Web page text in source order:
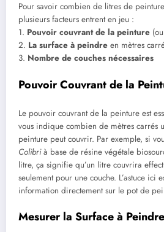
Pour savoir combien de litres de
plusieurs facteurs entrent en jeu :
1. Pouvoir couvrant de la peinture
2. La surface à peindre en mètres
3. Nombre de couches nécessaires
Pouvoir Couvrant de la
Le pouvoir couvrant de la peinture est
vous indique combien de mètres carrés
peinture peut couvrir. Par exemple, si
Colibrià base de résine végétale
litre, ça signifie qu’un litre couvrira
seulement pour une couche. L’astuce ici
information directement sur le pot de
Mesurer la Surface à Peindre